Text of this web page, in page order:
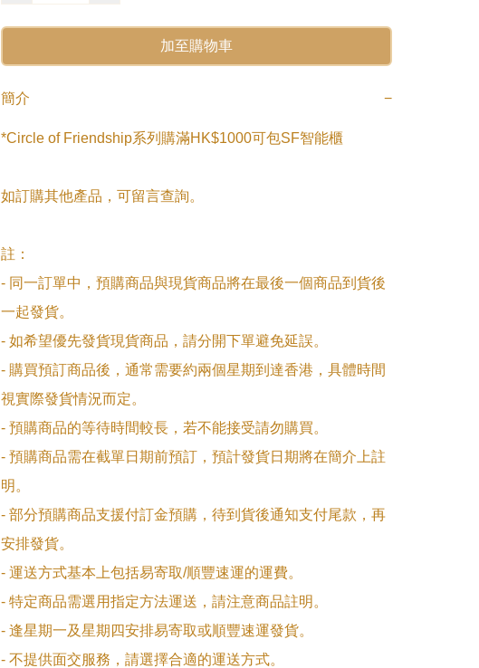
加至購物車
簡介 −
*Circle of Friendship系列購滿HK$1000可包SF智能櫃
如訂購其他產品，可留言查詢。
註：
- 同一訂單中，預購商品與現貨商品將在最後一個商品到貨後
一起發貨。
- 如希望優先發貨現貨商品，請分開下單避免延誤。
- 購買預訂商品後，通常需要約兩個星期到達香港，具體時間
視實際發貨情況而定。
- 預購商品的等待時間較長，若不能接受請勿購買。
- 預購商品需在截單日期前預訂，預計發貨日期將在簡介上註
明。
- 部分預購商品支援付訂金預購，待到貨後通知支付尾款，再
安排發貨。
- 運送方式基本上包括易寄取/順豐速運的運費。
- 特定商品需選用指定方法運送，請注意商品註明。
- 逢星期一及星期四安排易寄取或順豐速運發貨。
- 不提供面交服務，請選擇合適的運送方式。